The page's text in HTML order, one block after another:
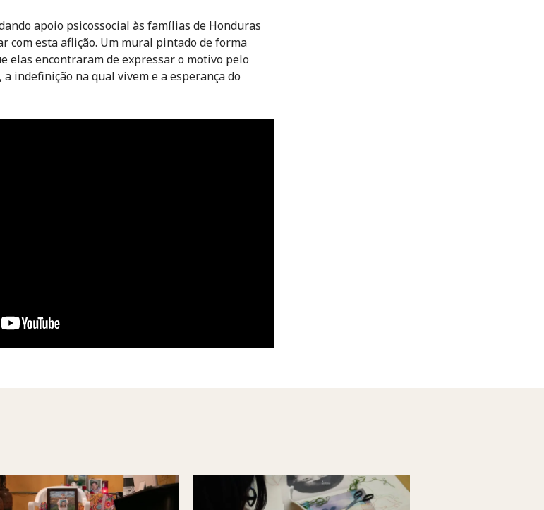
apoio psicossocial às famílias de Honduras
com esta aflição. Um mural pintado de forma
elas encontraram de expressar o motivo pelo
indefinição na qual vivem e a esperança do